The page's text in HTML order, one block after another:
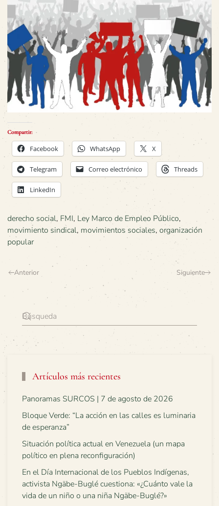
Compartir:
Facebook WhatsApp X
Telegram Correo electrónico Threads
LinkedIn
derecho social, FMI, Ley Marco de Empleo Público,
movimiento sindical, movimientos sociales, organización
popular
Anterior Siguiente
Artículos más recientes
Panoramas SURCOS | 7 de agosto de 2026
Bloque Verde: “La acción en las calles es luminaria
de esperanza”
Situación política actual en Venezuela (un mapa
político en plena reconfiguración)
En el Día Internacional de los Pueblos Indígenas,
activista Ngäbe-Buglé cuestiona: «¿Cuánto vale la
vida de un niño o una niña Ngäbe-Buglé?»